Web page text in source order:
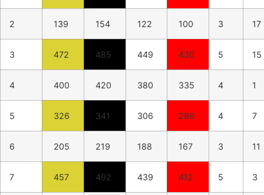
2 139 154 122 100 3 17
3 472 485 449 430 5 15
4 400 420 380 335 4 1
5 326 341 306 286 4 7
6 205 219 188 167 3 11
7 457 492 439 412 5 3